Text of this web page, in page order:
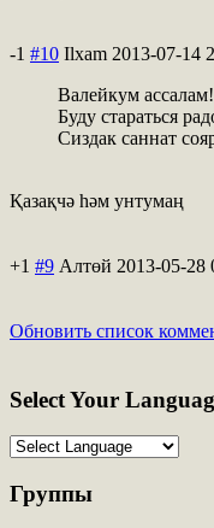
-1 #10 Ilxam 2013-07-14
Валейкум
Буду стараться
Сиздак саннат
Қазақчә һәм унтумаң
+1 #9 Алтөй 2013-05-28
Обновить список
SelectYour
Группы